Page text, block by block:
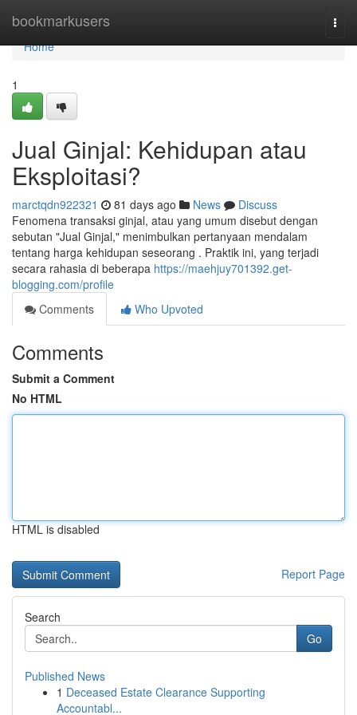
bookmarkusers
Home
Home
1
Jual Ginjal: Kehidupan atau
Eksploitasi?
marctqdn922321 81 days ago News
Discuss
Fenomena transaksi ginjal, atau yang umum disebut dengan
sebutan "Jual Ginjal," menimbulkan pertanyaan mendalam
tentang harga kehidupan seseorang . Praktik ini, yang terjadi
secara rahasia di beberapa https://maehjuy701392.get-
blogging.com/profile
Comments
Who Upvoted
Comments
Submit a Comment
No HTML
HTML is disabled
Report Page
Search
Go
Published News
1 Deceased Estate Clearance Supporting
Accountabl...